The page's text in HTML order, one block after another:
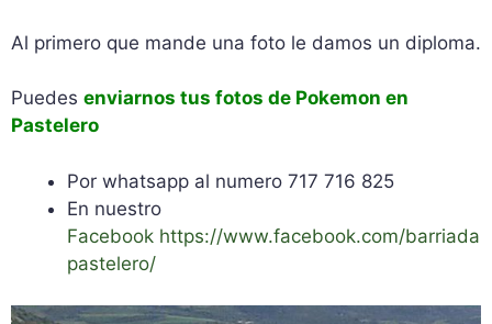
Al primero que mande una foto le damos un diploma.
Puedes enviarnos tus fotos de Pokemon en
Pastelero
Por whatsapp al numero 717 716 825
En nuestro
Facebook https://www.facebook.com/barriada
pastelero/